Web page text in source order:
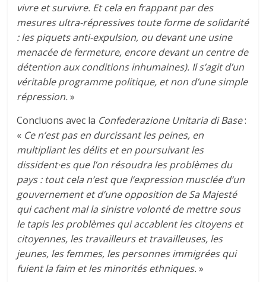
vivre et survivre. Et cela en frappant par des
mesures ultra-répressives toute forme de solidarité
: les piquets anti-expulsion, ou devant une usine
menacée de fermeture, encore devant un centre de
détention aux conditions inhumaines). Il s’agit d’un
véritable programme politique, et non d’une simple
répression.»
Concluons avec la Confederazione Unitaria di Base:
« Ce n’est pas en durcissant les peines, en
multipliant les délits et en poursuivant les
dissident·es que l’on résoudra les problèmes du
pays : tout cela n’est que l’expression musclée d’un
gouvernement et d’une opposition de Sa Majesté
qui cachent mal la sinistre volonté de mettre sous
le tapis les problèmes qui accablent les citoyens et
citoyennes, les travailleurs et travailleuses, les
jeunes, les femmes, les personnes immigrées qui
fuient la faim et les minorités ethniques.»